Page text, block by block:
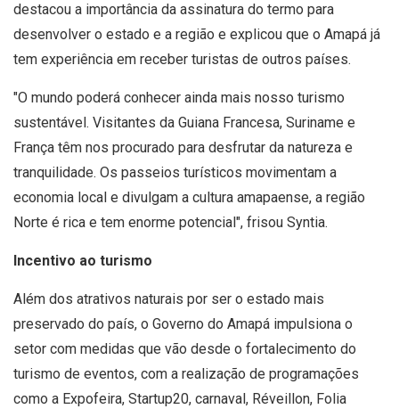
destacou a importância da assinatura do termo para
desenvolver o estado e a região e explicou que o Amapá já
tem experiência em receber turistas de outros países.
"O mundo poderá conhecer ainda mais nosso turismo
sustentável. Visitantes da Guiana Francesa, Suriname e
França têm nos procurado para desfrutar da natureza e
tranquilidade. Os passeios turísticos movimentam a
economia local e divulgam a cultura amapaense, a região
Norte é rica e tem enorme potencial", frisou Syntia.
Incentivo ao turismo
Além dos atrativos naturais por ser o estado mais
preservado do país, o Governo do Amapá impulsiona o
setor com medidas que vão desde o fortalecimento do
turismo de eventos, com a realização de programações
como a Expofeira, Startup20, carnaval, Réveillon, Folia